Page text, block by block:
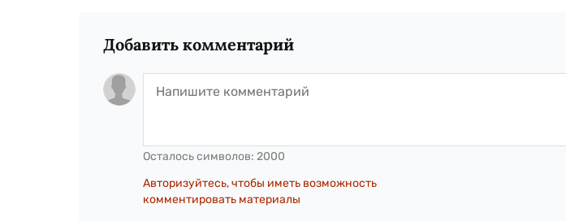
Добавить комментарий
Осталось символов: 2000
Авторизуйтесь, чтобы иметь возможность
комментировать материалы